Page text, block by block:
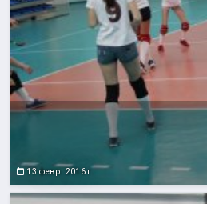
13 февр. 2016 г.